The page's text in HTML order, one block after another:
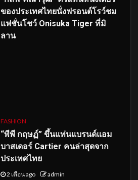
ของประเทศไทยนั่งฟรอนต์โรว์ชม
แฟชั่นโชว์ Onisuka Tiger ที่มิ
ลาน
FASHION
“พีพี กฤษฏ์” ขึ้นแท่นแบรนด์แอม
บาสเดอร์ Cartier คนล่าสุดจาก
ประเทศไทย
2 เดือน ago admin